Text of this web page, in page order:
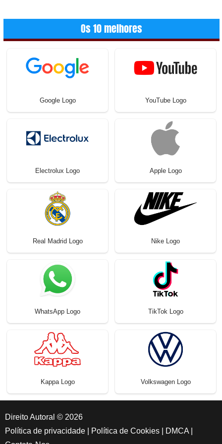
Os 10 melhores
Google Logo YouTube Logo
Electrolux Logo Apple Logo
Real Madrid Logo Nike Logo
WhatsApp Logo TikTok Logo
Kappa Logo Volkswagen Logo
Direito Autoral © 2026
Política de privacidade
Política de Cookies DMCA